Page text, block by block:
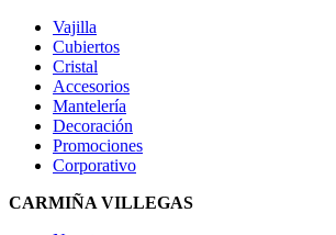
Vajilla
Cubiertos
Cristal
Accesorios
Mantelería
Decoración
Promociones
Corporativo
CARMIÑA VILLEGAS